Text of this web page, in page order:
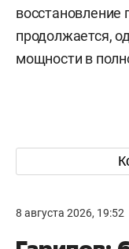
продолжается,
мощности в
8 августа 2026, 19:52